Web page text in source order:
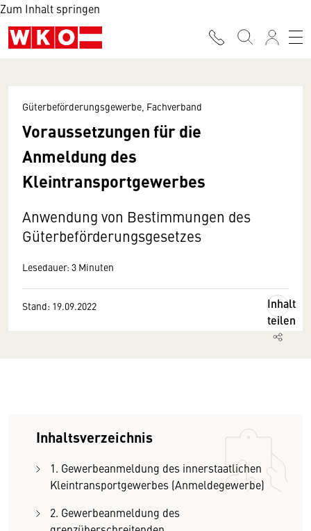
Zum Inhalt springen
Güterbeförderungsgewerbe, Fachverband
Voraussetzungen für die
Anmeldung des
Kleintransportgewerbes
Anwendung von Bestimmungen des
Güterbeförderungsgesetzes
Lesedauer: 3 Minuten
Stand: 19.09.2022
Inhalt
teilen
Inhaltsverzeichnis
1. Gewerbeanmeldung des innerstaatlichen
Kleintransportgewerbes (Anmeldegewerbe)
2. Gewerbeanmeldung des